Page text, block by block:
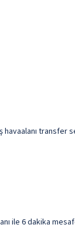
ile 6 dakika